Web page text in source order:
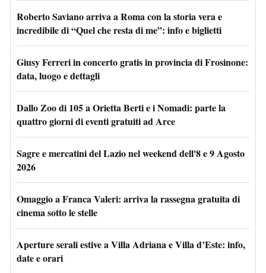
Roberto Saviano arriva a Roma con la storia vera e
incredibile di “Quel che resta di me”: info e biglietti
Giusy Ferreri in concerto gratis in provincia di Frosinone:
data, luogo e dettagli
Dallo Zoo di 105 a Orietta Berti e i Nomadi: parte la
quattro giorni di eventi gratuiti ad Arce
Sagre e mercatini del Lazio nel weekend dell'8 e 9 Agosto
2026
Omaggio a Franca Valeri: arriva la rassegna gratuita di
cinema sotto le stelle
Aperture serali estive a Villa Adriana e Villa d’Este: info,
date e orari